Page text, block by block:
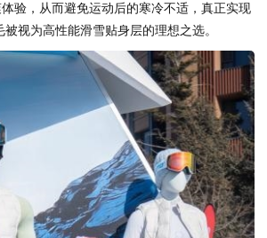
体验，从而避免运动后的寒冷不适，真正实现
视为高性能滑雪贴身层的理想之选。